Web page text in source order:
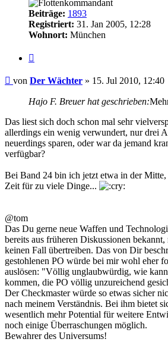
Beiträge: 1893
Registriert: 31. Jan 2005, 12:28
Wohnort: München
Beitrag
von Der Wächter » 15. Jul 2010, 12:40
Hajo F. Breuer hat geschrieben:
Das liest sich doch schon mal sehr
allerdings ein wenig verwundert, nur drei
neuerdings sparen, oder war da jemand
verfügbar?
Bei Band 24 bin ich jetzt etwa in der
Zeit für zu viele Dinge...
@tom
Das Du gerne neue Waffen und
bereits aus früheren Diskussionen bekannt,
keinen Fall übertreiben. Das von Dir
gestohlenen PO würde bei mir wohl eher
auslösen: "Völlig unglaubwürdig, wie
kommen, die PO völlig unzureichend
Der Checkmaster würde so etwas sicher
nach meinem Verständnis. Bei ihm bietet
wesentlich mehr Potential für weitere
noch einige Überraschungen möglich.
Bewahrer des Universums!